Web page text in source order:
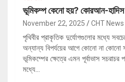
ভূমিকম্প কেনো হয়? কোরআন-হাদিস
November 22, 2025 CHT
পৃথিবীর প্রাকৃতিক দুর্যোগগুলোর মধ্যে
অন্যান্য বিপর্যয়ের আগে কোনো না কোনো
ভূমিকম্পের ক্ষেত্রে এমন পূর্বাভাস সচরাচর
মধ্যে…